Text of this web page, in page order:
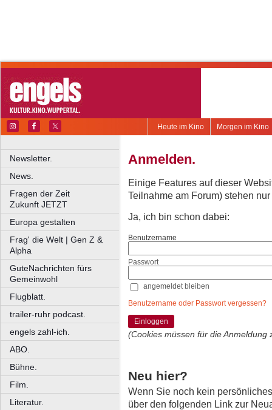
Morgen im Kino
Heute im Kino
Newsletter.
News.
Fragen der Zeit
Zukunft JETZT
Europa gestalten
Frag' die Welt | Gen Z &
Alpha
GuteNachrichten fürs
Gemeinwohl
Flugblatt.
trailer-ruhr podcast.
engels zahl-ich.
ABO.
Bühne.
Film.
Literatur.
Anmelden.
Einige Features auf dieser
Teilnahme am Forum) stehen
Ja, ich bin schon dabei:
Benutzername
Passwort
angemeldet bleiben
Benutzername oder Passwort vergessen?
Einloggen
(Cookies müssen für die Anmeldung
Neu hier?
Wenn Sie noch kein
über den folgenden Link zur